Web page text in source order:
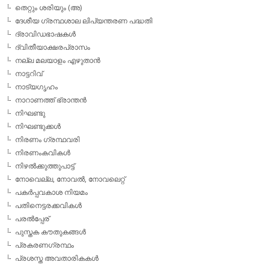
തെറ്റും ശരിയും (അ)
ദേശീയ ഗ്രന്ഥശാല ലിപ്യന്തരണ പദ്ധതി
ദ്രാവിഡഭാഷകള്‍
ദ്വിതീയാക്ഷരപ്രാസം
നല്ല മലയാളം എഴുതാന്‍
നാട്ടറിവ്
നാട്യഗൃഹം
നാറാണത്ത് ഭ്രാന്തന്‍
നിഘണ്ടു
നിഘണ്ടുക്കള്‍
നിരണം ഗ്രന്ഥവരി
നിരണംകവികള്‍
നിഴല്‍ക്കുത്തുപാട്ട്
നോവെല്ല, നോവല്‍, നോവലെറ്റ്
പകര്‍പ്പവകാശ നിയമം
പതിനെട്ടരക്കവികള്‍
പരല്‍പ്പേര്
പുസ്തക കൗതുകങ്ങള്‍
പ്രകരണഗ്രന്ഥം
പ്രശസ്ത അവതാരികകള്‍